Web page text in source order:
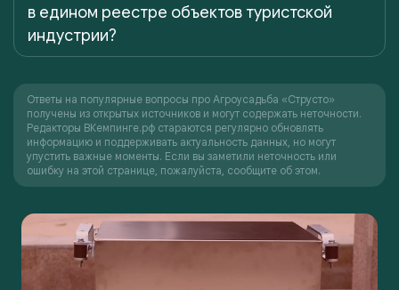
в едином реестре объектов туристской
индустрии?
Ответы на популярные вопросы про Агроусадьба «Струсто»
получены из открытых источников и могут содержать неточности.
Редакторы ВКемпинге.рф стараются регулярно обновлять
информацию и поддерживать актуальность данных, но могут
упустить важные моменты. Если вы заметили неточность или
ошибку на этой странице, пожалуйста, сообщите об этом.